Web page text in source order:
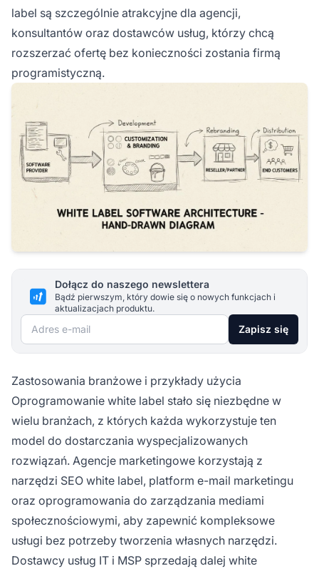
label są szczególnie atrakcyjne dla agencji,
konsultantów oraz dostawców usług, którzy chcą
rozszerzać ofertę bez konieczności zostania firmą
programistyczną.
Dołącz do naszego newslettera
Bądź pierwszym, który dowie się o nowych funkcjach i
aktualizacjach produktu.
Adres e-mail Zapisz się
Zastosowania branżowe i przykłady użycia
Oprogramowanie white label stało się niezbędne w
wielu branżach, z których każda wykorzystuje ten
model do dostarczania wyspecjalizowanych
rozwiązań. Agencje marketingowe korzystają z
narzędzi SEO white label, platform e-mail marketingu
oraz oprogramowania do zarządzania mediami
społecznościowymi, aby zapewnić kompleksowe
usługi bez potrzeby tworzenia własnych narzędzi.
Dostawcy usług IT i MSP sprzedają dalej white